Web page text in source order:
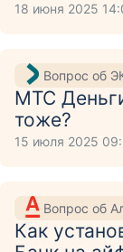
18 июня 2025
Вопрос об
МТС
тоже?
15 июля 2025
Вопрос об
Как